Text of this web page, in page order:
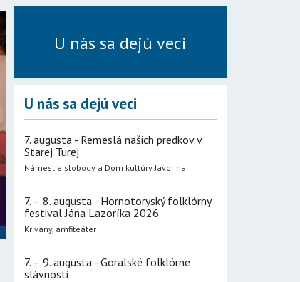
U nás sa dejú veci
U nás sa dejú veci
7. augusta - Remeslá našich predkov v
Starej Turej
Námestie slobody a Dom kultúry Javorina
7. – 8. augusta - Hornotoryský folklórny
festival Jána Lazoríka 2026
Krivany, amfiteáter
7. – 9. augusta - Goralské folklórne
slávnosti